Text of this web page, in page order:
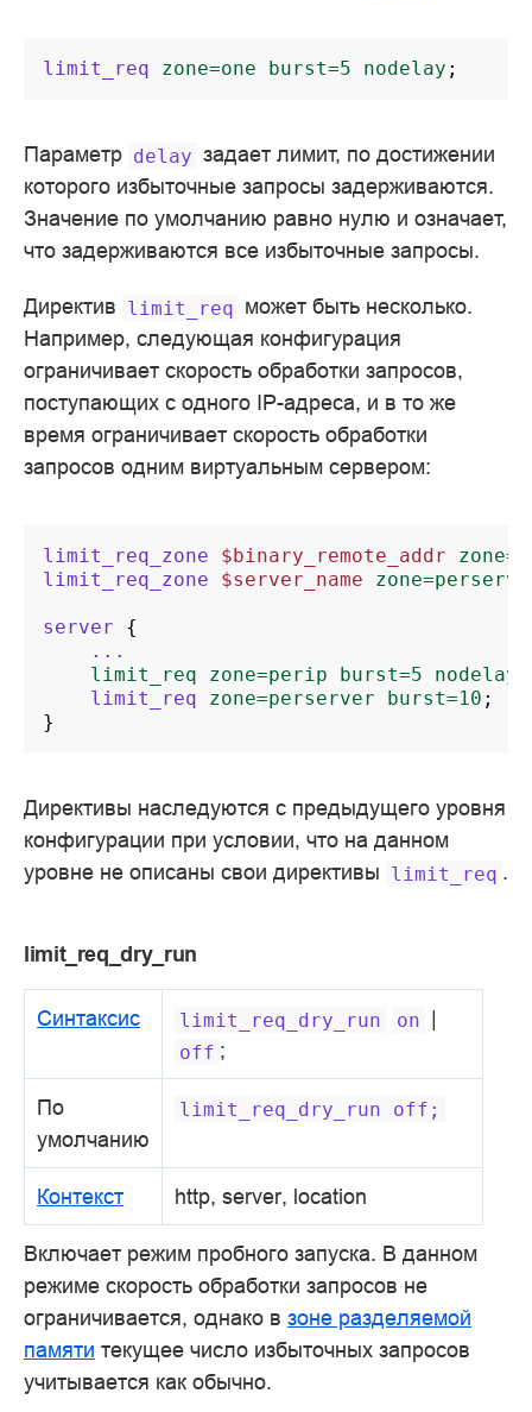
limit_req zone=one burst=5 nodelay ;
Параметр delay задает лимит, по достижении
которого избыточные запросы задерживаются.
Значение по умолчанию равно нулю и означает,
что задерживаются все избыточные запросы.
Директив limit_req может быть несколько.
Например, следующая конфигурация
ограничивает скорость обработки запросов,
поступающих с одного IP-адреса, и в то же
время ограничивает скорость обработки
запросов одним виртуальным сервером:
limit_req_zone $binary_remote_addr
limit_req_zone
$server_name
server
{
...
limit_req
zone=perip burst=5 nodelay
limit_req
zone=perserver burst=10 ;
}
Директивы наследуются с предыдущего уровня
конфигурации при условии, что на данном
уровне не описаны свои директивы limit_req .
limit_req_dry_run
Синтаксис limit_req_dry_run on |
off ;
По
умолчанию
limit_req_dry_run off;
Контекст http, server, location
Включает режим пробного запуска. В данном
режиме скорость обработки запросов не
ограничивается, однако в зоне разделяемой
памяти текущее число избыточных запросов
учитывается как обычно.